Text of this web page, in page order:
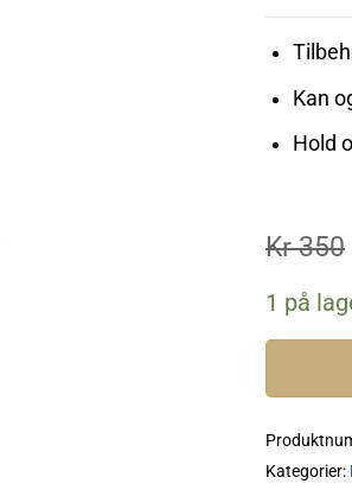
Kan
Hold
Kr350
1 på
Kategorier: